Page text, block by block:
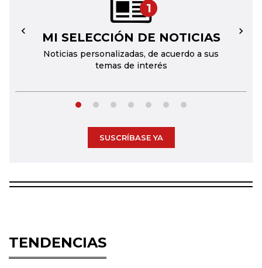
1
MI SELECCIÓN DE NOTICIAS
Noticias personalizadas, de acuerdo a sus
temas de interés
← →
SUSCRÍBASE YA
TENDENCIAS